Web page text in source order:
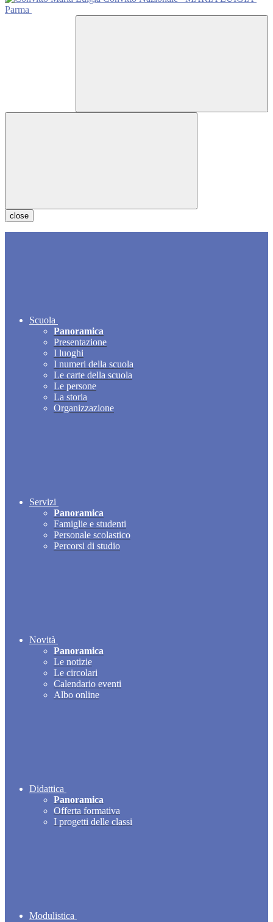
Parma
close
Scuola
Panoramica
Presentazione
I luoghi
I numeri della scuola
Le carte della scuola
Le persone
La storia
Organizzazione
Servizi
Panoramica
Famiglie e studenti
Personale scolastico
Percorsi di studio
Novità
Panoramica
Le notizie
Le circolari
Calendario eventi
Albo online
Didattica
Panoramica
Offerta formativa
I progetti delle classi
Modulistica